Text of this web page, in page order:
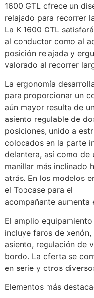
1600 GTL ofrece un
relajado para recorrer
La K 1600 GTL
al conductor como al
posición relajada y
valorado al recorrer
La ergonomía
para proporcionar un
aún mayor resulta de un
asiento regulable de
posiciones, unido a
colocados en la parte
delantera, así como de
manillar más inclinado
atrás. En los modelos
el Topcase para el
acompañante aumenta
El amplio
incluye faros de
asiento, regulación de
bordo. La oferta se
en serie y otros
Elementos más